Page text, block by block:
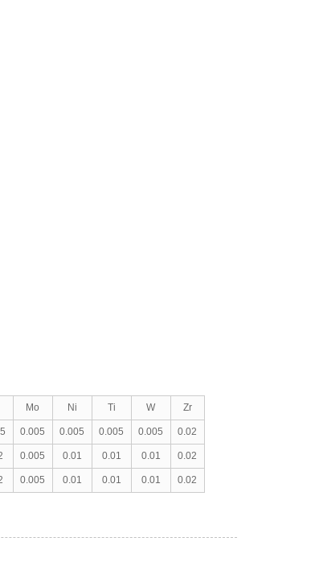
Mo Ni Ti W Zr
0.005 0.005 0.005 0.005 0.02
0.005 0.01 0.01 0.01 0.02
0.005 0.01 0.01 0.01 0.02